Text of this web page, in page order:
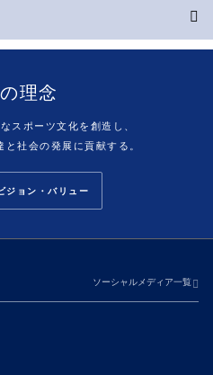
理念
スポーツ文化を創造し、
社会の発展に貢献する。
ジョン・バリュー
ソーシャルメディア一覧